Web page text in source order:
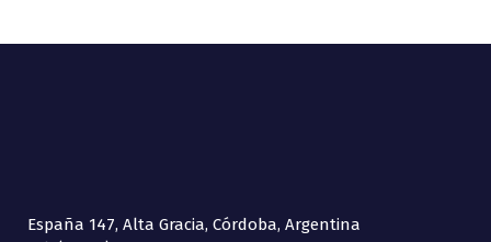
España 147, Alta Gracia, Córdoba, Argentina